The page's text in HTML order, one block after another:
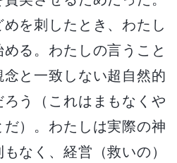
を刺したとき、わたし
る。わたしの言うこと
と一致しない超自然的
う（これはまもなくや
）。わたしは実際の神
なく、経営（救いの）